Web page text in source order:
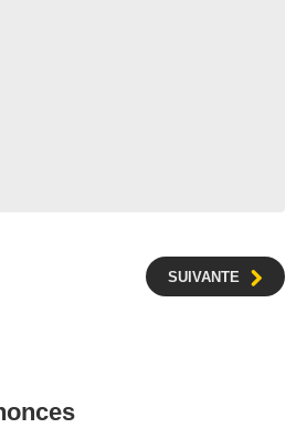
SUIVANTE